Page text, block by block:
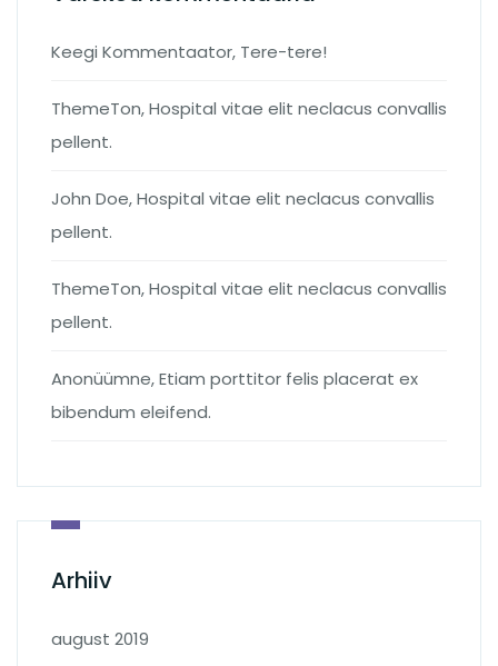
Keegi Kommentaator, Tere-tere!
ThemeTon,Hospital vitae elit neclacus convallis
pellent.
John Doe,Hospital vitae elit neclacus convallis
pellent.
ThemeTon,Hospital vitae elit neclacus convallis
pellent.
Anonüümne,Etiam porttitor felis placerat ex
bibendum eleifend.
Arhiiv
august 2019